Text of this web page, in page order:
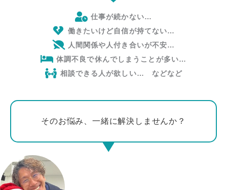
仕事が続かない…
働きたいけど自信が持てない…
人間関係や人付き合いが不安…
体調不良で休んでしまうことが多い…
相談できる人が欲しい… などなど
そのお悩み、一緒に解決しませんか？